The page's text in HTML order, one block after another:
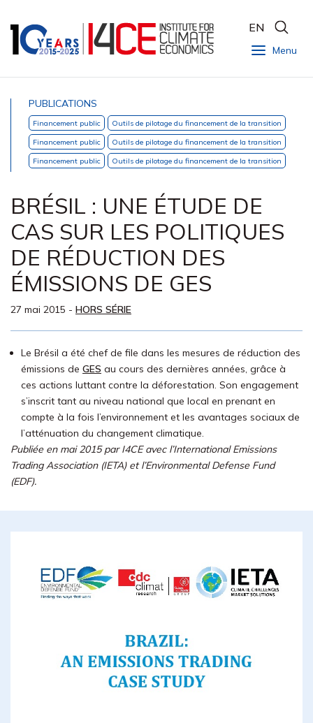
Menu
EN
PUBLICATIONS
Financement public
Outils de pilotage du financement de la transition
Financement public
Outils de pilotage du financement de la transition
Financement public
Outils de pilotage du financement de la transition
BRÉSIL : UNE ÉTUDE DE
CAS SUR LES POLITIQUES
DE RÉDUCTION DES
ÉMISSIONS DE GES
27 mai 2015 - HORS SÉRIE
Le Brésil a été chef de file dans les mesures de réduction des
émissions de GES au cours des dernières années, grâce à
ces actions luttant contre la déforestation. Son engagement
s’inscrit tant au niveau national que local en prenant en
compte à la fois l’environnement et les avantages sociaux de
l’atténuation du changement climatique.
Publiée en mai 2015 par I4CE avec l’International Emissions
Trading Association (IETA) et l’Environmental Defense Fund
(EDF).